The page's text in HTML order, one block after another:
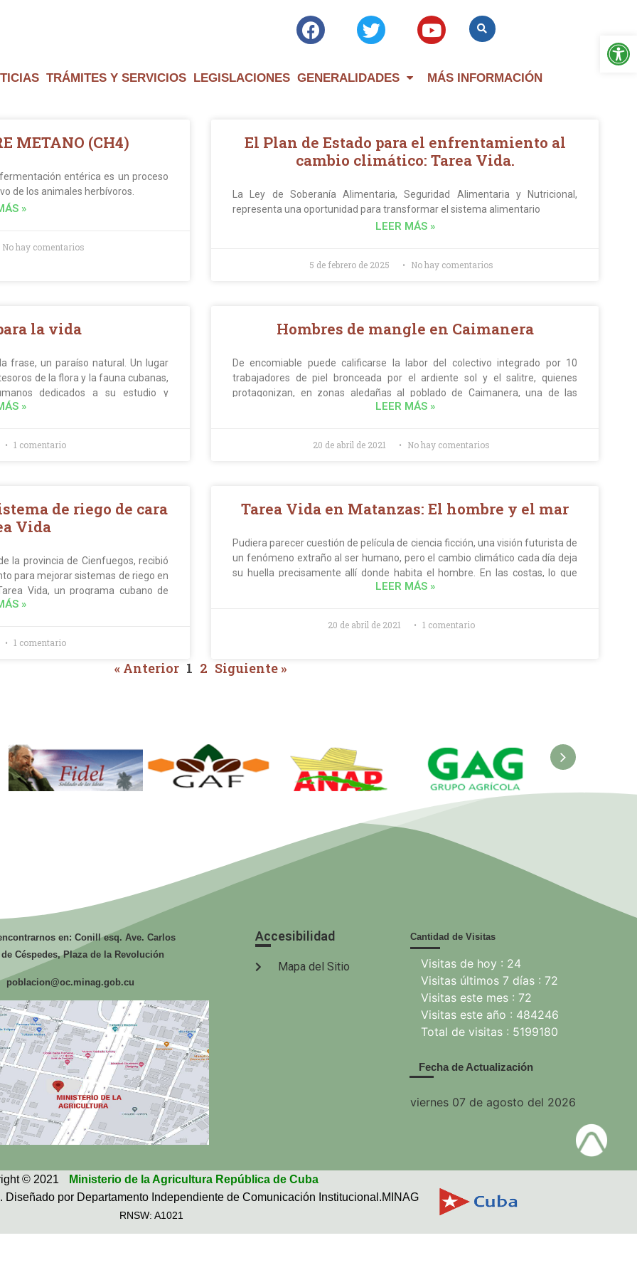
TRÁMITES Y SERVICIOS LEGISLACIONES GENERALIDADES MÁS INFORMACIÓN
METANO (CH4)
entérica es un proceso
de los animales herbívoros.
»
No hay comentarios
El Plan de Estado para el enfrentamiento al
cambio climático: Tarea Vida.
La Ley de Soberanía Alimentaria, Seguridad Alimentaria y Nutricional,
representa una oportunidad para transformar el sistema alimentario
LEER MÁS »
5 de febrero de 2025 No hay comentarios
la vida
frase, un paraíso natural. Un lugar
de la flora y la fauna cubanas,
dedicados a su estudio y
sostenible de áreas protegidas
»
1 comentario
Hombres de mangle en Caimanera
De encomiable puede calificarse la labor del colectivo integrado por 10
trabajadores de piel bronceada por el ardiente sol y el salitre, quienes
protagonizan, en zonas aledañas al poblado de Caimanera, una de las
acciones más importantes de la Tarea Vida: el fomento y recuperación del
LEER MÁS »
20 de abril de 2021 No hay comentarios
de riego de cara
Vida
la provincia de Cienfuegos, recibió
para mejorar sistemas de riego en
Vida, un programa cubano de
Lassa Cabrera, especialista en
»
1 comentario
Tarea Vida en Matanzas: El hombre y el mar
Pudiera parecer cuestión de película de ciencia ficción, una visión futurista de
un fenómeno extraño al ser humano, pero el cambio climático cada día deja
su huella precisamente allí donde habita el hombre. En las costas, lo que
algún día fue transformado por la acción del ser humano puede quedar en
LEER MÁS »
20 de abril de 2021 1 comentario
« Anterior 1 2 Siguiente »
Ministerio de
la Agricultura
GAG. Grupo
en: Conill esq. Ave. Carlos
de Céspedes, Plaza de la Revolución
poblacion@oc.minag.gob.cu
Accesibilidad
Mapa del Sitio
Fecha de Actualización
Cantidad de Visitas
Visitas de hoy : 24
Visitas últimos 7 días : 72
Visitas este mes : 72
Visitas este año : 484246
Total de visitas : 5199180
viernes 07 de agosto del 2026
© 2021
Ministerio de la Agricultura República de Cuba
Diseñado por Departamento Independiente de Comunicación Institucional.MINAG
RNSW: A1021